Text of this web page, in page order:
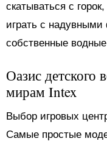
скатываться с
играть с
собственные
Оазис детского
мирам Intex
Выбор игровых
Самые простые